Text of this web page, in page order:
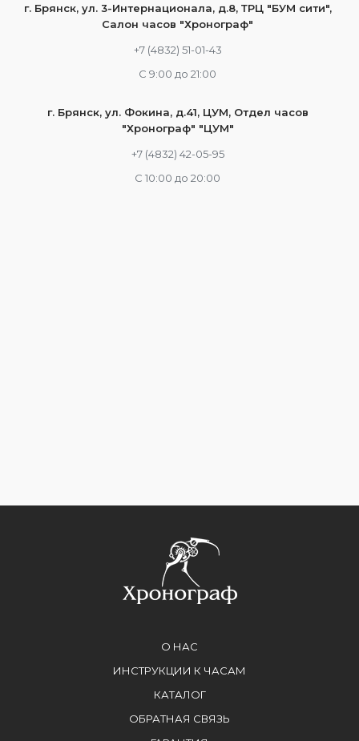
г. Брянск, ул. 3-Интернационала, д.8, ТРЦ "БУМ сити",
Салон часов "Хронограф"
+7 (4832) 51-01-43
С 9:00 до 21:00
г. Брянск, ул. Фокина, д.41, ЦУМ, Отдел часов
"Хронограф" "ЦУМ"
+7 (4832) 42-05-95
С 10:00 до 20:00
О НАС
ИНСТРУКЦИИ К ЧАСАМ
КАТАЛОГ
ОБРАТНАЯ СВЯЗЬ